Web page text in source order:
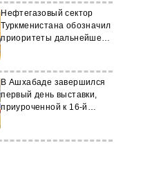
Нефтегазовый сектор
Туркменистана обозначил
приоритеты дальнейшего
В Ашхабаде завершился
первый день выставки,
приуроченной к 16-й